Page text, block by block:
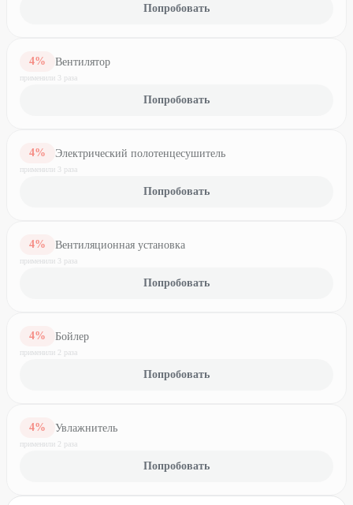
Попробовать
4% Вентилятор
применили 3 раз а
Попробовать
4% Электрический полотенцесушитель
применили 3 раз а
Попробовать
4% Вентиляционная установка
применили 3 раз а
Попробовать
4% Бойлер
применили 2 раз а
Попробовать
4% Увлажнитель
применили 2 раз а
Попробовать